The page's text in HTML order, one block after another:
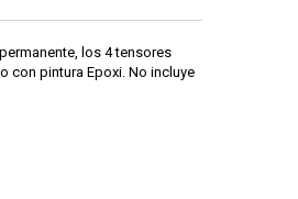
los 4 tensores
con pintura Epoxi. No incluye